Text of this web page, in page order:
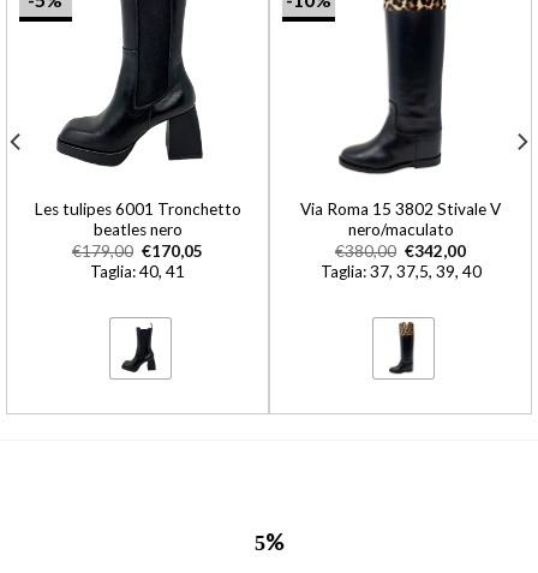
Les tulipes 6001 Tronchetto
beatles nero
€179,00 €170,05
Taglia: 40, 41
Via Roma 15 3802 Stivale V
nero/maculato
€380,00 €342,00
Taglia: 37, 37,5, 39, 40
5%